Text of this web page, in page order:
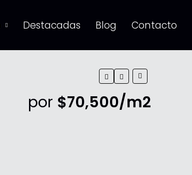
Destacadas Blog Contacto
por $70,500/m2